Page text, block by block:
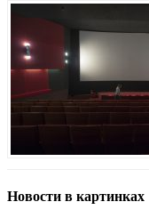
Новости в картинках